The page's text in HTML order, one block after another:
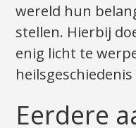
wereld hun
stellen. Hierbij
enig licht te
Eerdere